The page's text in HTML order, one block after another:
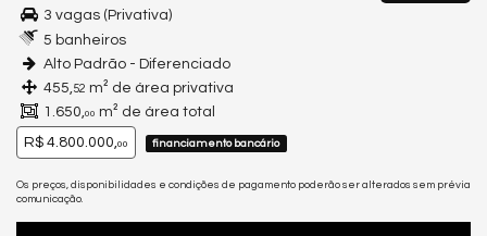
3 vagas (Privativa)
5 banheiros
Alto Padrão - Diferenciado
455,52 m² de área privativa
1.650,00 m² de área total
R$ 4.800.000,00 financiamento bancário
Os preços, disponibilidades e condições de pagamento poderão ser alterados sem prévia
comunicação.